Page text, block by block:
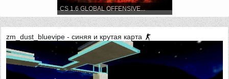
CS 1.6 GLOBAL OFFENSIVE...
zm_dust_bluevipe - синяя и крутая карта